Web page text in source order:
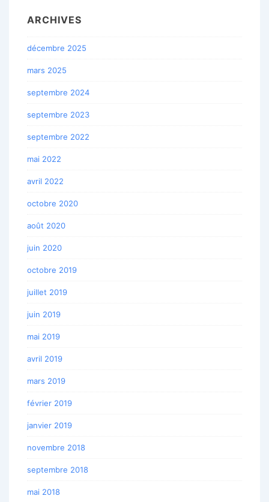
ARCHIVES
décembre 2025
mars 2025
septembre 2024
septembre 2023
septembre 2022
mai 2022
avril 2022
octobre 2020
août 2020
juin 2020
octobre 2019
juillet 2019
juin 2019
mai 2019
avril 2019
mars 2019
février 2019
janvier 2019
novembre 2018
septembre 2018
mai 2018